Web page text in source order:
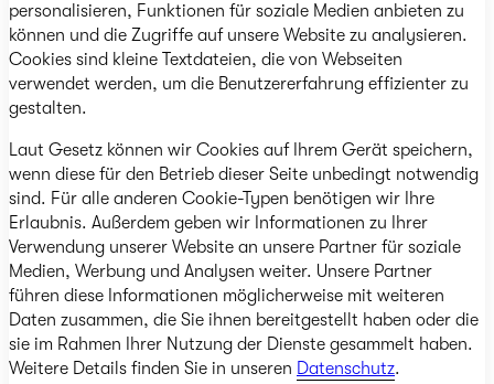
personalisieren, Funktionen für soziale Medien anbieten zu
können und die Zugriffe auf unsere Website zu analysieren.
Cookies sind kleine Textdateien, die von Webseiten
verwendet werden, um die Benutzererfahrung effizienter zu
gestalten.
Laut Gesetz können wir Cookies auf Ihrem Gerät speichern,
wenn diese für den Betrieb dieser Seite unbedingt notwendig
sind. Für alle anderen Cookie-Typen benötigen wir Ihre
Erlaubnis. Außerdem geben wir Informationen zu Ihrer
Verwendung unserer Website an unsere Partner für soziale
Medien, Werbung und Analysen weiter. Unsere Partner
führen diese Informationen möglicherweise mit weiteren
Daten zusammen, die Sie ihnen bereitgestellt haben oder die
sie im Rahmen Ihrer Nutzung der Dienste gesammelt haben.
Weitere Details finden Sie in unseren Datenschutz.